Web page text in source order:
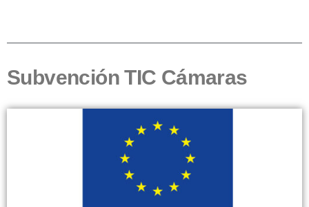
Subvención TIC Cámaras